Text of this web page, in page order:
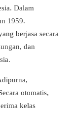
Dalam
1959.
berjasa secara
dan
otomatis,
kelas